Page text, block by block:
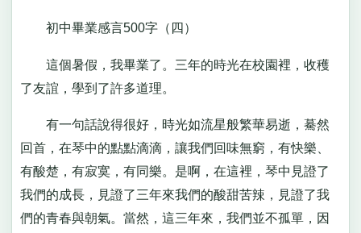
初中畢業感言500字（四）
這個暑假，我畢業了。三年的時光在校園裡，收穫
了友誼，學到了許多道理。
有一句話說得很好，時光如流星般繁華易逝，驀然
回首，在琴中的點點滴滴，讓我們回味無窮，有快樂、
有酸楚，有寂寞，有同樂。是啊，在這裡，琴中見證了
我們的成長，見證了三年來我們的酸甜苦辣，見證了我
們的青春與朝氣。當然，這三年來，我們並不孤單，因